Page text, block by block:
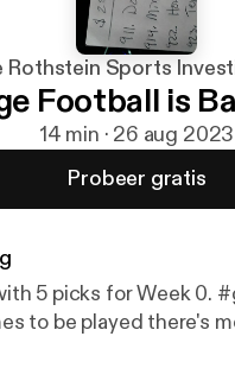
Rothstein Sports
Football is
14 min · 26 aug 2023
Probeer gratis
5 picks for Week 0.
to be played there's